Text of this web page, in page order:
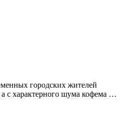
городских жителей
а с характерного шума кофема …